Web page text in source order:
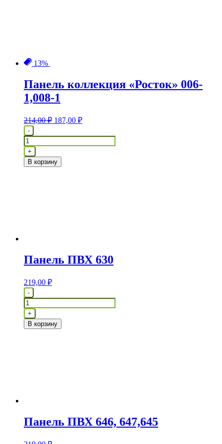
13%
Панель коллекция «Росток» 006-
1,008-1
214,00₽ Первоначальная
составляла
214,00 ₽.
187,00 ₽Текущая
187,00 ₽.
Количество
товара
Панель
коллекция
"Росток"
-
+
В корзину
Панель ПВХ 630
219,00 ₽
Количество
товара
Панель
ПВХ
630
-
+
В корзину
Панель ПВХ 646, 647,645